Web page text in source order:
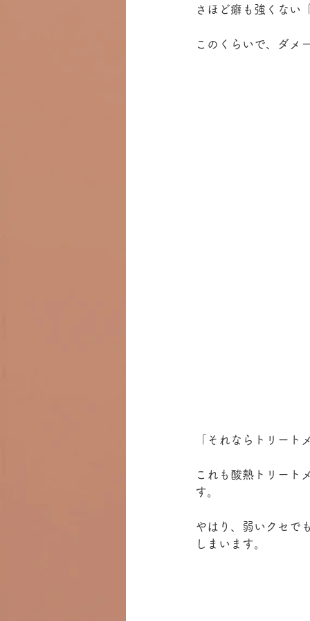
さほど癖も強くない
このくらいで、ダメ
「それならトリート
これも酸熱トリート
す。
やはり、弱いクセで
しまいます。